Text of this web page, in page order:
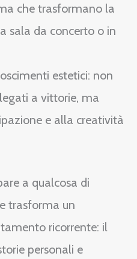
che trasformano la
sala da concerto o in
estetici: non
a vittorie, ma
e alla creatività
a qualcosa di
trasforma un
ricorrente: il
personali e